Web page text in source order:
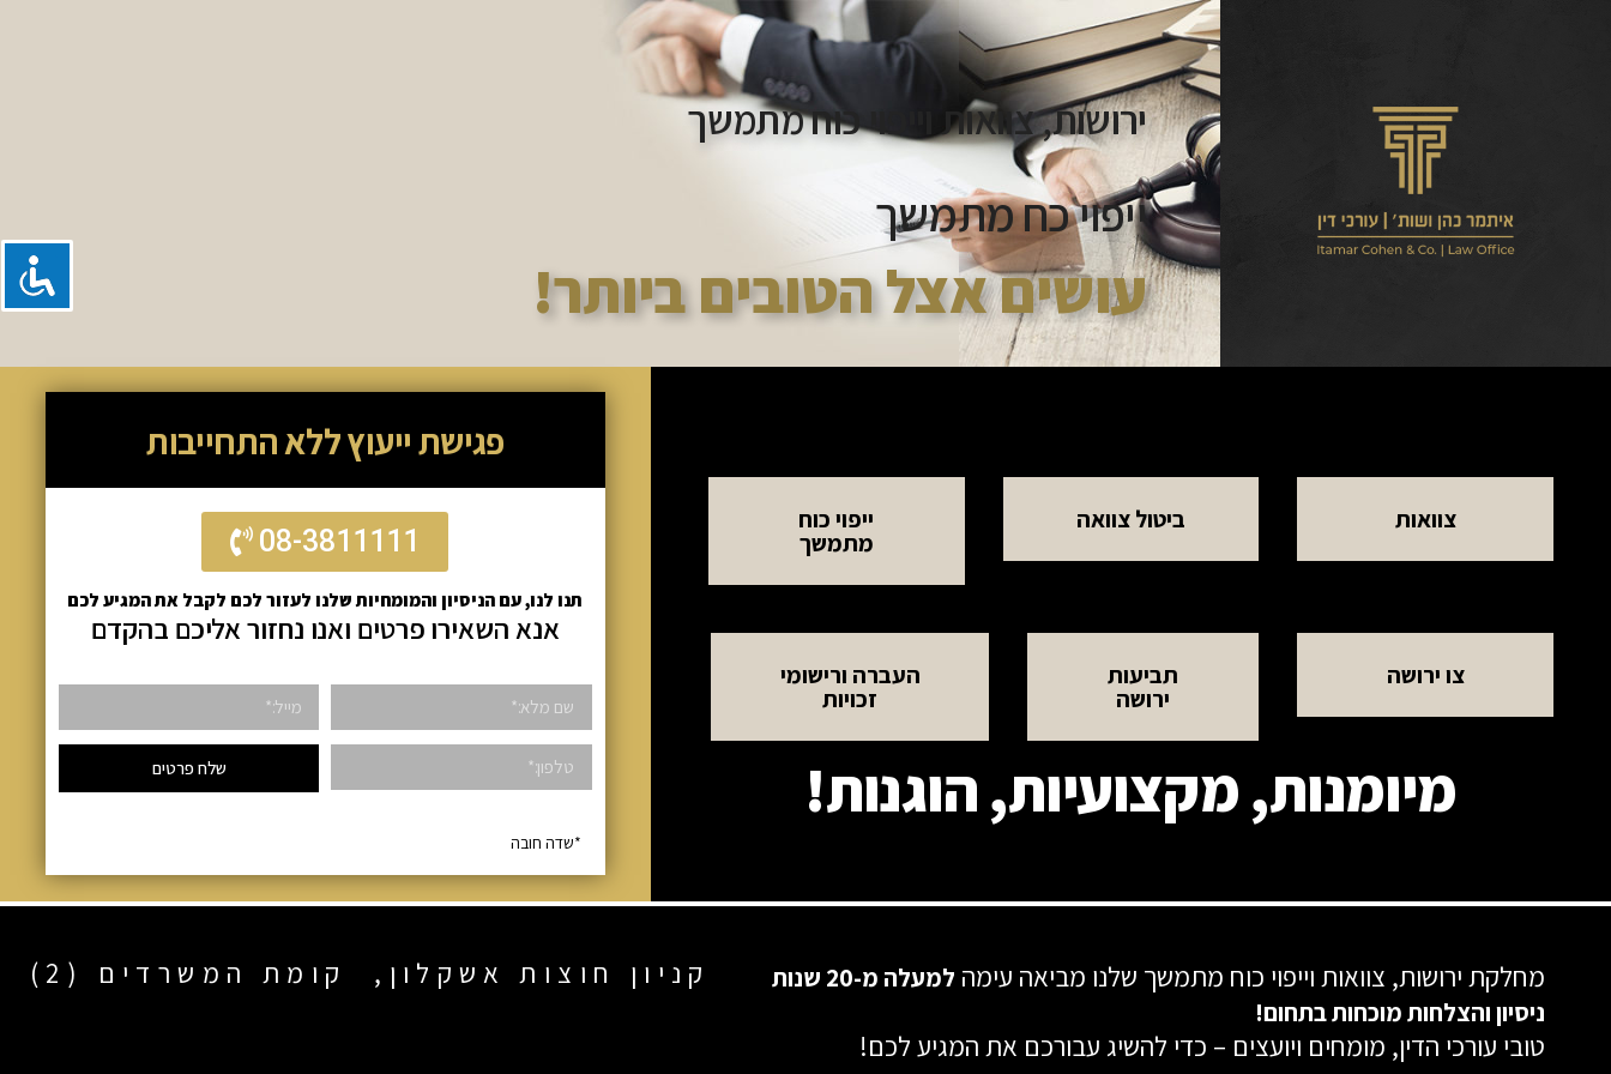
ירושות, צוואות וייפוי כוח מתמשך
ייפוי כח מתמשך
עושים אצל הטובים ביותר!
צוואות ביטול צוואה ייפוי כוח
מתמשך
צו ירושה תביעות
ירושה
העברה ורישומי
זכויות
מיומנות, מקצועיות, הוגנות!
פגישת ייעוץ ללא התחייבות
08-3811111
תנו לנו, עם הניסיון והמומחיות שלנו לעזור לכם לקבל את המגיע לכם
אנא השאירו פרטים ואנו נחזור אליכם בהקדם
שלח פרטים
*שדה חובה
מחלקת ירושות, צוואות וייפוי כוח מתמשך שלנו מביאה עימה
למעלה מ-20 שנות
ניסיון והצלחות מוכחות בתחום!
טובי עורכי הדין, מומחים ויועצים – כדי להשיג עבורכם את המגיע לכם!
קניון חוצות אשקלון, קומת המשרדים (2)